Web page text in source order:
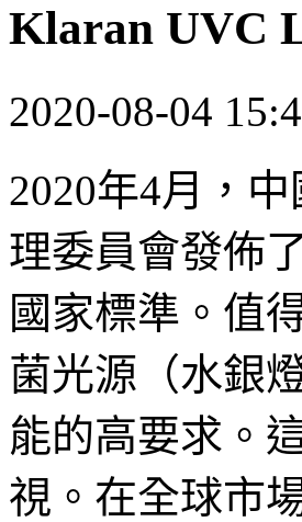
Klaran UVC
2020-08-04
2020年4月，
理委員會發佈
國家標準。值
菌光源（水銀
能的高要求。
視。在全球市